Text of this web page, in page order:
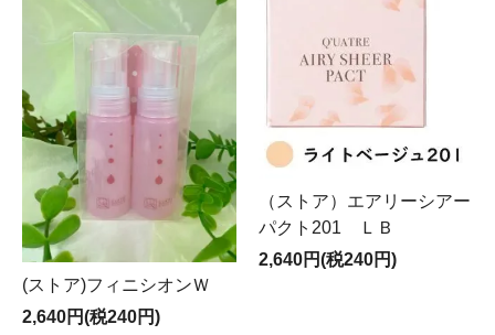
(ストア)フィニシオンＷ
2,640円(税240円)
（ストア）エアリーシアー
パクト201 ＬＢ
2,640円(税240円)